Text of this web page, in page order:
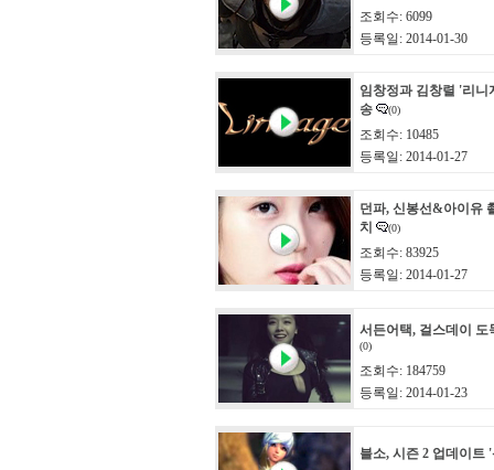
조회수: 6099
등록일: 2014-01-30
임창정과 김창렬 '리니
송
(0)
조회수: 10485
등록일: 2014-01-27
던파, 신봉선&아이유
치
(0)
조회수: 83925
등록일: 2014-01-27
서든어택, 걸스데이 도
(0)
조회수: 184759
등록일: 2014-01-23
블소, 시즌 2 업데이트